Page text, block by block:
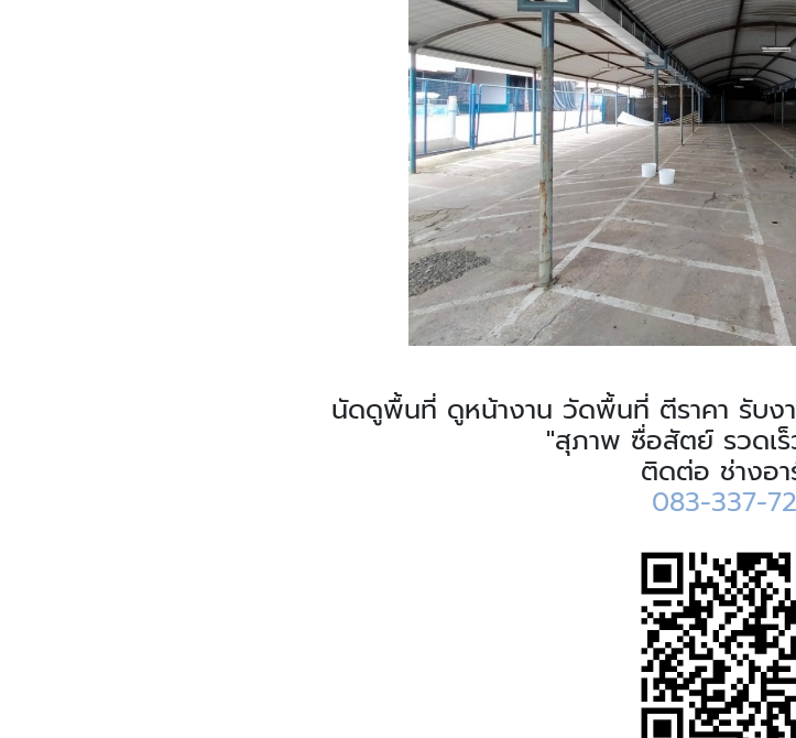
นัดดูพื้นที่ ดูหน้างาน วัดพื้นที่ ตีราคา รับง
"สุภาพ ซื่อสัตย์ รวดเ
ติดต่อ ช่างอา
083-337-